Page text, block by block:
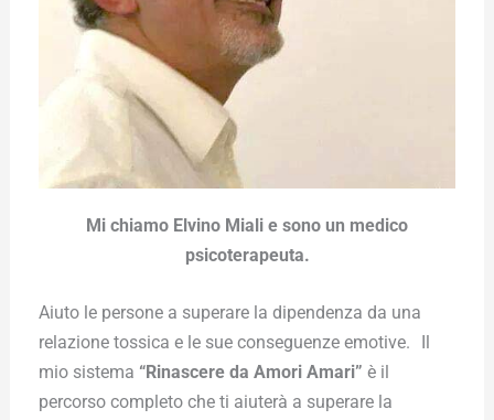
Mi chiamo Elvino Miali e sono un medico
psicoterapeuta.
Aiuto le persone a superare la dipendenza da una
relazione tossica e le sue conseguenze emotive. Il
mio sistema “Rinascere da Amori Amari” è il
percorso completo che ti aiuterà a superare la